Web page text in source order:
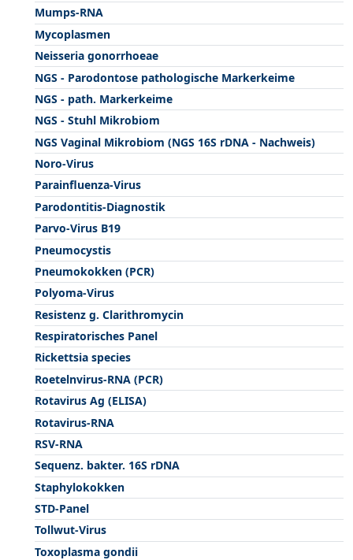
Mumps-RNA
Mycoplasmen
Neisseria gonorrhoeae
NGS - Parodontose pathologische Markerkeime
NGS - path. Markerkeime
NGS - Stuhl Mikrobiom
NGS Vaginal Mikrobiom (NGS 16S rDNA - Nachweis)
Noro-Virus
Parainfluenza-Virus
Parodontitis-Diagnostik
Parvo-Virus B19
Pneumocystis
Pneumokokken (PCR)
Polyoma-Virus
Resistenz g. Clarithromycin
Respiratorisches Panel
Rickettsia species
Roetelnvirus-RNA (PCR)
Rotavirus Ag (ELISA)
Rotavirus-RNA
RSV-RNA
Sequenz. bakter. 16S rDNA
Staphylokokken
STD-Panel
Tollwut-Virus
Toxoplasma gondii